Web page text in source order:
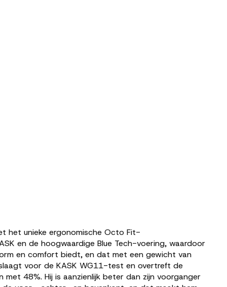
het unieke ergonomische Octo Fit-
en de hoogwaardige Blue Tech-voering, waardoor
en comfort biedt, en dat met een gewicht van
voor de KASK WG11-test en overtreft de
met 48%. Hij is aanzienlijk beter dan zijn voorganger